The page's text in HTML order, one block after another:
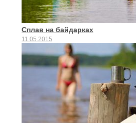
Сплав на байдарках
11.05.2015